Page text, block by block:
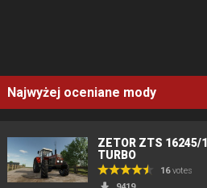
Najwyżej oceniane mody
ZETOR ZTS 16245/
TURBO
16votes